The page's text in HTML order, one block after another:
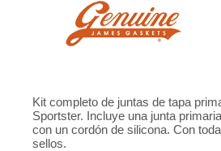
Kit completo de juntas de tapa
Sportster. Incluye una junta
con un cordón de silicona. Con
sellos.